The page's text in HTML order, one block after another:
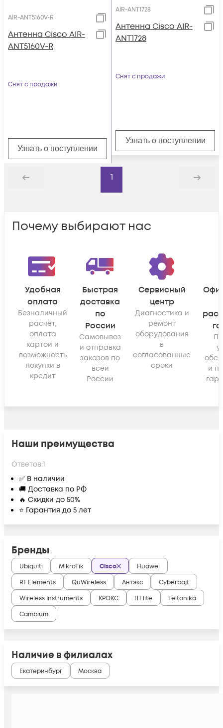
AIR-ANT5160V-R
Антенна Cisco AIR-
ANT5160V-R
Снят с продажи
Узнать о поступлении
AIR-ANT1728
Антенна Cisco AIR-
ANT1728
Снят с продажи
Узнать о поступлении
Назад
1
Дальше
Почему выбирают нас
Удобная
оплата
Безналичный
расчёт,
оплата
картой и
возможность
покупки в
кредит
Быстрая
доставка
по
России
Самовывоз
и отправка
заказов по
всей
России
Сервисный
центр
Диагностика и
ремонт
оборудования
в
согласованные
сроки
и
Наши преимущества
Ответов:1
✅ В наличии
🚚 Доставка по РФ
🔥 Скидки до 50%
⭐ Гарантия до 5 лет
Бренды
Ubiquiti MikroTik Cisco
Huawei
RF Elements
QuWireless Антэкс
Cyberbajt
Wireless Instruments
КРОКС ITElite
Teltonika
Cambium
Наличие в филиалах
Екатеринбург Москва